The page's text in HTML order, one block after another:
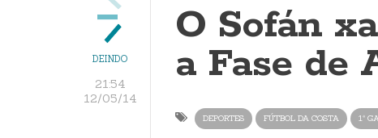
DEINDO
21:54
12/05/14
O Sofán
a Fase de
DEPORTES FÚTBOL DA COSTA 1ª